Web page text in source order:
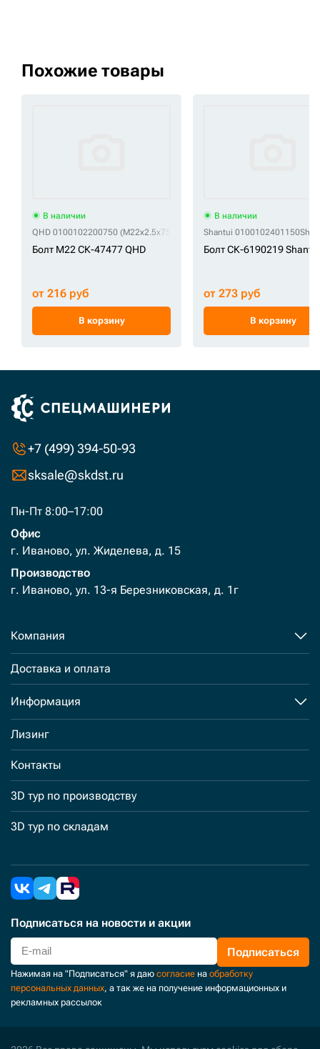
Похожие товары
В наличии
QHD 0100102200750 (M22x2.5x75)
QHD 01010-32275 (M22x2.5x75)
Болт M22 СК-47477 QHD
от 216 руб
В корзину
В наличии
Shantui 0100102401150
Болт СК-6190219 Shantui
от 273 руб
В корзину
+7 (499) 394-50-93
sksale@skdst.ru
Пн-Пт 8:00–17:00
Офис
г. Иваново, ул. Жиделева, д. 15
Производство
г. Иваново, ул. 13-я Березниковская, д. 1г
Компания
Доставка и оплата
Информация
Лизинг
Контакты
3D тур по производству
3D тур по складам
Подписаться на новости и акции
Подписаться
Нажимая на "Подписаться" я даю согласие на обработку
персональных данных, а так же на получение информационных и
рекламных рассылок